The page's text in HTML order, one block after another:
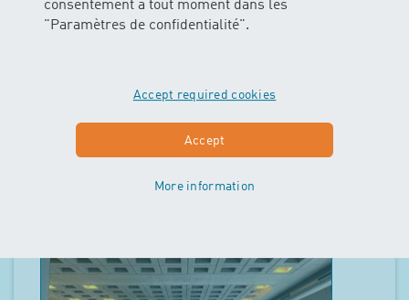
consentement à tout moment dans les
"Paramètres de confidentialité".
Accept required cookies
Accept
More information
Stiftung Brühlgut Winterthur (FF)
Cours sur l'offre
Montrer les cours